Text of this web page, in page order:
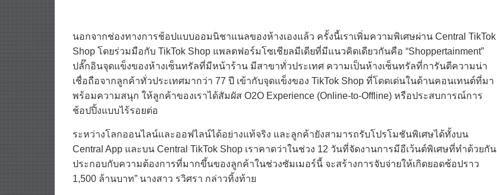
นอกจากช่องทางการช้อปแบบออมนิชาแนลของห้างเองแล้ว ครั้งนี้เราเพิ่มความพิเศษผ่าน Central TikTok
Shop โดยร่วมมือกับ TikTok Shop แพลตฟอร์มโซเชียลมีเดียที่มีแนวคิดเดียวกันคือ “Shoppertainment”
ปลั๊กอินจุดแข็งของห้างเซ็นทรัลที่มีหน้าร้าน มีสาขาทั่วประเทศ ความเป็นห้างเซ็นทรัลที่การันตีความน่า
เชื่อถือจากลูกค้าทั่วประเทศมากว่า 77 ปี เข้ากับจุดแข็งของ TikTok Shop ที่โดดเด่นในด้านคอนเทนต์ที่มา
พร้อมความสนุก ให้ลูกค้าของเราได้สัมผัส O2O Experience (Online-to-Offline) หรือประสบการณ์การ
ช้อปปิ้งแบบไร้รอยต่อ
ระหว่างโลกออนไลน์และออฟไลน์ได้อย่างแท้จริง และลูกค้ายังสามารถรับโปรโมชันพิเศษได้ทั้งบน
Central App และบน Central TikTok Shop เราคาดว่าในช่วง 12 วันที่จัดงานการมีอีเว้นต์พิเศษที่ทำด้วยกัน
ประกอบกับความต้องการที่มากขึ้นของลูกค้าในช่วงซัมเมอร์นี้ จะสร้างการจับจ่ายให้เกิดยอดช้อปราว
1,500 ล้านบาท” นางสาว รวิศรา กล่าวทิ้งท้าย